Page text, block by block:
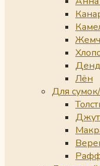
Лён
Для